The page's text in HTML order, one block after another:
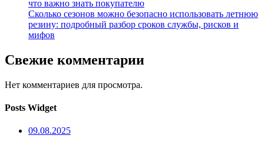
что важно знать покупателю
Сколько сезонов можно безопасно использовать летнюю
резину: подробный разбор сроков службы, рисков и
мифов
Свежие комментарии
Нет комментариев для просмотра.
Posts Widget
09.08.2025